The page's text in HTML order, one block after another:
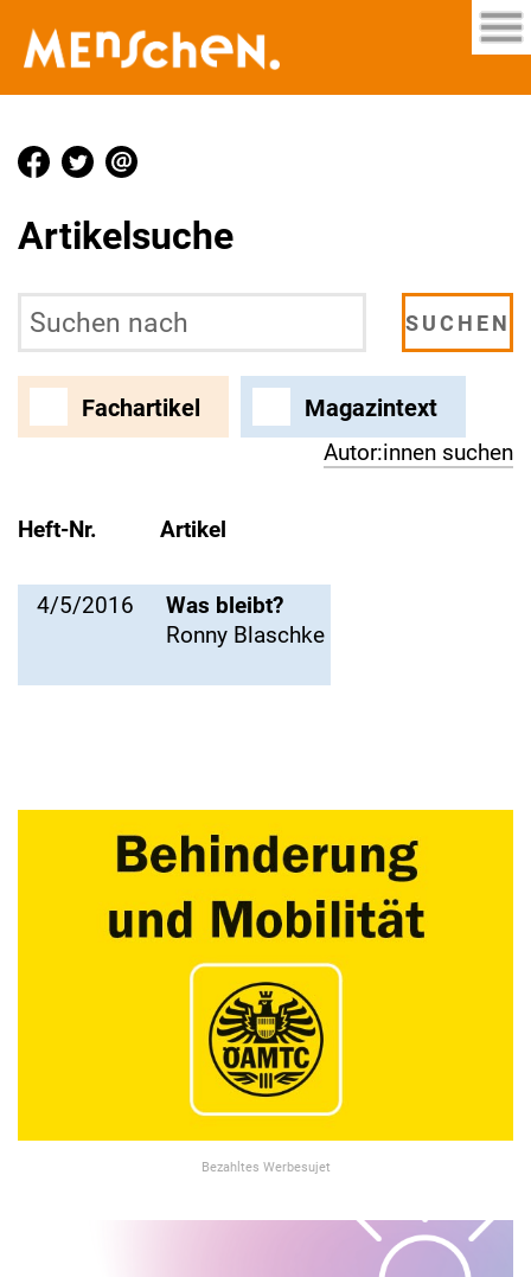
Artikelsuche
Fachartikel Magazintext
Autor:innen suchen
Heft-Nr. Artikel
4/5/2016
Was bleibt?
Ronny Blaschke
Bezahltes Werbesujet